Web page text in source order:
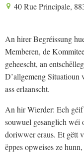
40 Rue Principale,
An hirer Begréissung
Memberen, de
geheescht, an
D’allgemeng Situatioun
ass erlaanscht.
An hir Wierder: Ech
souwuel gesanglich wéi
doriwwer eraus. Et gëtt
ëppes opweises ze